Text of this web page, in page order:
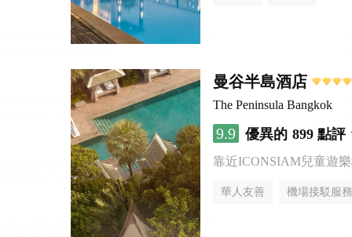
曼谷半島酒店
The Peninsula Bangkok
9.9 優異的 899 點評
靠近ICONSIAM兒童遊
華人友善 機場接駁服務